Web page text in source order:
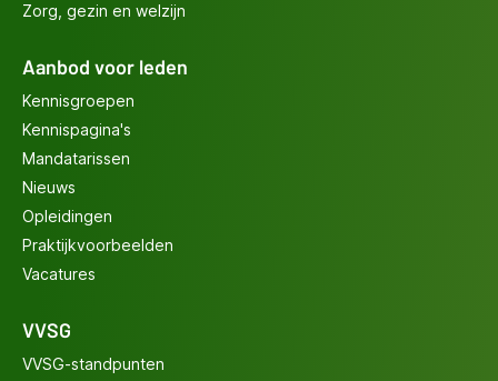
Zorg, gezin en welzijn
Aanbod voor leden
Kennisgroepen
Kennispagina's
Mandatarissen
Nieuws
Opleidingen
Praktijkvoorbeelden
Vacatures
VVSG
VVSG-standpunten